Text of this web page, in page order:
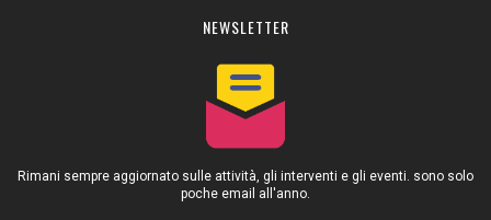
NEWSLETTER
Rimani sempre aggiornato sulle attività, gli interventi e gli eventi. sono solo
poche email all'anno.